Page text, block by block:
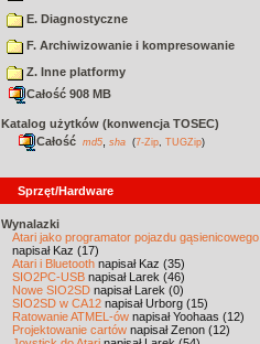
E. Diagnostyczne
F. Archiwizowanie i kompresowanie
Z. Inne platformy
Całość 908 MB
Katalog użytków (konwencja TOSEC)
Całość md5 sha (7-Zip TUGZip)
Sprzęt/Hardware
Wynalazki
Atari jako programator pojazdu gąsienicowego
napisał Kaz (17)
Atari i Bluetooth napisał Kaz (35)
SIO2PC-USB napisał Larek (46)
Nowe SIO2SD napisał Larek (0)
SIO2SD w CA12 napisał Urborg (15)
Ratowanie ATMEL-ów napisał Yoohaas (12)
Projektowanie cartów napisał Zenon (12)